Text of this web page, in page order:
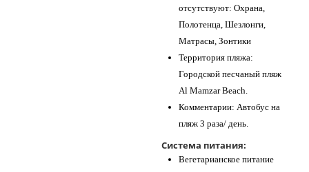
отсутствуют: Охрана,
Полотенца, Шезлонги,
Матрасы, Зонтики
Территория пляжа:
Городской песчаный пляж
Al Mamzar Beach.
Комментарии: Автобус на
пляж 3 раза/ день.
Система питания:
Вегетарианское питание